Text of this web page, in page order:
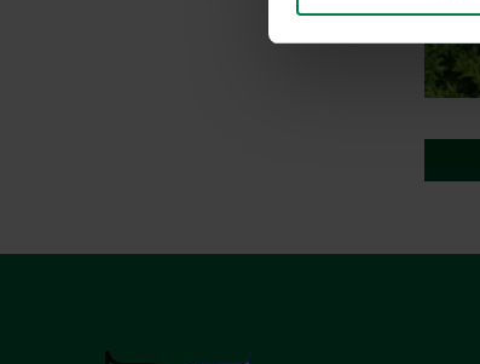
s